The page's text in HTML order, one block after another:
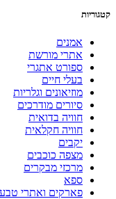
קטגוריות
אמנים
אתרי מורשת
ספורט אתגרי
בעלי חיים
מוזיאונים וגלריות
סיורים מודרכים
חוויה בדואית
חוויה חקלאית
יקבים
מצפה כוכבים
מרכזי מבקרים
ספא
פארקים ואתרי טבע